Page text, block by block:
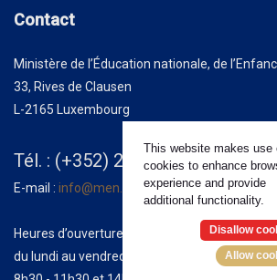
Contact
Ministère de l’Éducation nationale, de
33, Rives de Clausen
L-2165 Luxembourg
Tél. : (+352) 247-85100
E-mail : info@men.lu
Heures d’ouverture :
du lundi au vendredi
This website makes use
cookies to enhance
experience and provide
additional functionality.
Disallow
Allow